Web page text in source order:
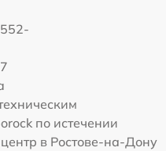
по истечении
в Ростове-на-Дону